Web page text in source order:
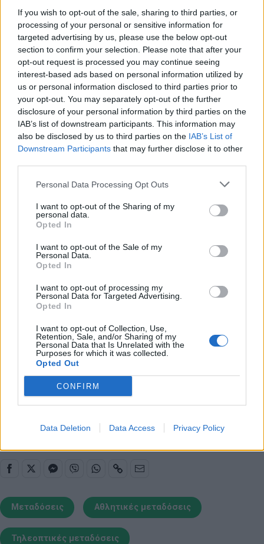
If you wish to opt-out of the sale, sharing to third parties, or
processing of your personal or sensitive information for
targeted advertising by us, please use the below opt-out
section to confirm your selection. Please note that after your
opt-out request is processed you may continue seeing
interest-based ads based on personal information utilized by
us or personal information disclosed to third parties prior to
your opt-out. You may separately opt-out of the further
disclosure of your personal information by third parties on the
IAB’s list of downstream participants. This information may
also be disclosed by us to third parties on the IAB’s List of
Downstream Participants that may further disclose it to other
Personal Data Processing Opt Outs
I want to opt-out of the Sharing of my
personal data.
Opted In
I want to opt-out of the Sale of my
Personal Data.
Opted In
I want to opt-out of processing my
Personal Data for Targeted Advertising.
Opted In
I want to opt-out of Collection, Use,
Retention, Sale, and/or Sharing of my
Personal Data that Is Unrelated with the
Purposes for which it was collected.
Opted Out
CONFIRM
Data Deletion Data Access Privacy Policy
22:00 Novasports 6HD WTA 500 2025
22:00 Novasports 1HD Γιουβέντους – Έμπολι
22:00 COSMOTE SPORT 3 HD Κιλμάρνοκ – Ρέιντζερς
22:10 ΑΝΤ1+ Σταντ Μπριοσέν - Παρί
22:15 Novasports 2HD Λίβερπουλ – Νιούκαστλ
Attica TV Ρεάλ Σοσιεδάδ - Ρεάλ
COSMOTE SPORT 7 HD NBA TV 2024-25
COSMOTE SPORT 4 HD Νιου Γιορκ Νικς -
COSMOTE SPORT 7 HD
COSMOTE SPORT 7 HD NBA TV 2024-25
Παιχνίδι από παντού στη Novibet με το
Μεταδόσεις Αθλητικές μεταδόσεις
Τηλεοπτικές μεταδόσεις